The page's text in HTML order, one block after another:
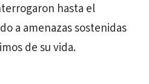
hasta el
a amenazas sostenidas
de su vida.